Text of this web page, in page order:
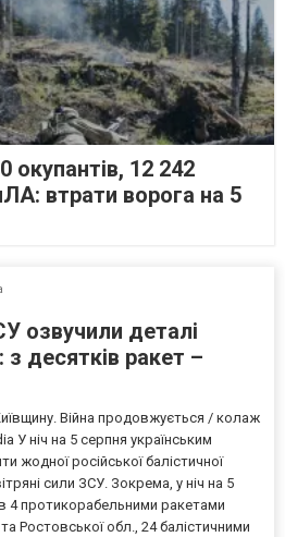
окупантів, 12 242
втрати ворога на 5
озвучили деталі
з десятків ракет –
Війна продовжується / колаж
ніч на 5 серпня українським
жодної російської балістичної
сили ЗСУ. Зокрема, у ніч на 5
4 протикорабельними ракетами
Ростовської обл., 24 балістичними